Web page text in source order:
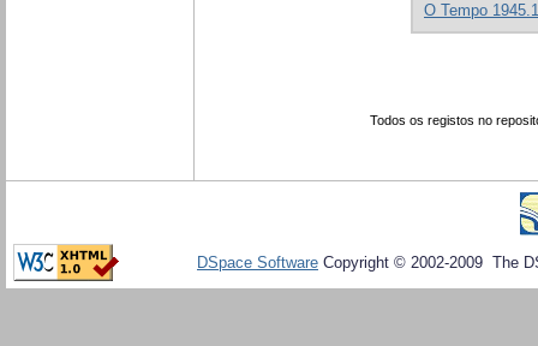
O Tempo
Todos os registos no
DSpace Software Copyright © 2002-2009 The